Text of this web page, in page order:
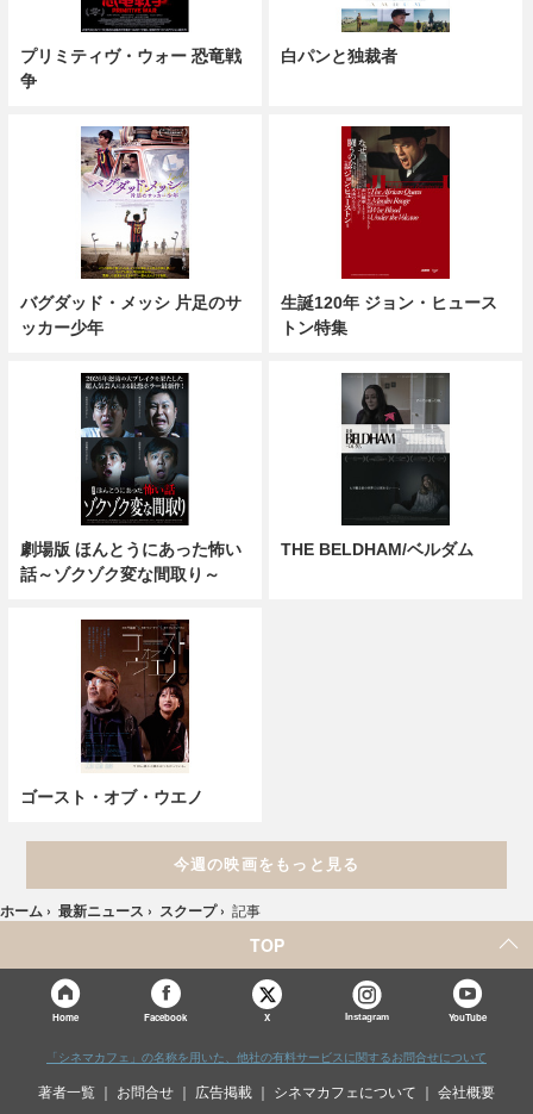
プリミティヴ・ウォー 恐竜戦
争
白パンと独裁者
バグダッド・メッシ 片足のサ
ッカー少年
生誕120年 ジョン・ヒュース
トン特集
劇場版 ほんとうにあった怖い
話～ゾクゾク変な間取り～
THE BELDHAM/ベルダム
ゴースト・オブ・ウエノ
今週の映画をもっと見る
ホーム › 最新ニュース › スクープ › 記事
TOP
Home Facebook X Instagram YouTube
「シネマカフェ」の名称を用いた、他社の有料サービスに関するお問合せについて
著者一覧 お問合せ 広告掲載 シネマカフェについて 会社概要